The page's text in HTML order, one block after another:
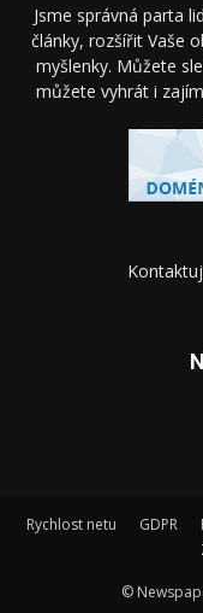
Jsme správná parta
články, rozšířit Vaše
myšlenky. Můžete
můžete vyhrát i
Rychlost netu GDPR
©